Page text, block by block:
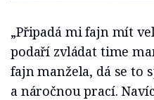
„Připadá mi fajn mít
podaří zvládat time
fajn manžela, dá se to
a náročnou prací.